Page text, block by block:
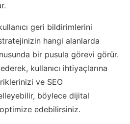
geri bildirimlerini
hangi alanlarda
bir pusula görevi görür.
kullanıcı ihtiyaçlarına
ve SEO
böylece dijital
edebilirsiniz.